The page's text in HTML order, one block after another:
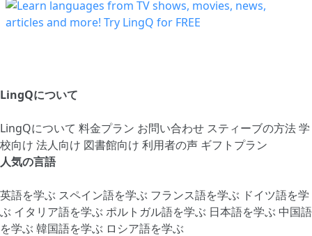
LingQについて
LingQについて 料金プラン お問い合わせ スティーブの方法学
校向け 法人向け 図書館向け 利用者の声 ギフトプラン
人気の言語
英語を学ぶ スペイン語を学ぶ フランス語を学ぶ ドイツ語を学
ぶ イタリア語を学ぶ ポルトガル語を学ぶ 日本語を学ぶ 中国語
を学ぶ 韓国語を学ぶ ロシア語を学ぶ